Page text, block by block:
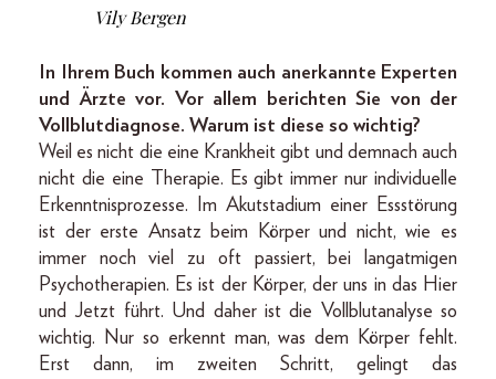
Vily Bergen
In Ihrem Buch kommen auch anerkannte Experten
und Ärzte vor. Vor allem berichten Sie von der
Vollblutdiagnose. Warum ist diese so wichtig?
Weil es nicht die eine Krankheit gibt und demnach auch
nicht die eine Therapie. Es gibt immer nur individuelle
Erkenntnisprozesse. Im Akutstadium einer Essstörung
ist der erste Ansatz beim Körper und nicht, wie es
immer noch viel zu oft passiert, bei langatmigen
Psychotherapien. Es ist der Körper, der uns in das Hier
und Jetzt führt. Und daher ist die Vollblutanalyse so
wichtig. Nur so erkennt man, was dem Körper fehlt.
Erst dann, im zweiten Schritt, gelingt das